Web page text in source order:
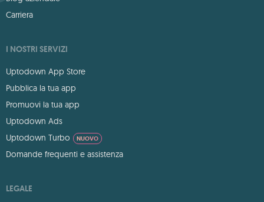
Carriera
I NOSTRI SERVIZI
Uptodown App Store
Pubblica la tua app
Promuovi la tua app
Uptodown Ads
Uptodown Turbo
NUOVO
Domande frequenti e assistenza
LEGALE